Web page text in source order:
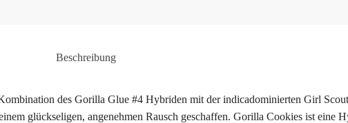
Beschreibung
des Gorilla Glue #4 Hybriden mit der indicadominierten Girl
glückseligen, angenehmen Rausch geschaffen. Gorilla Cookies ist eine